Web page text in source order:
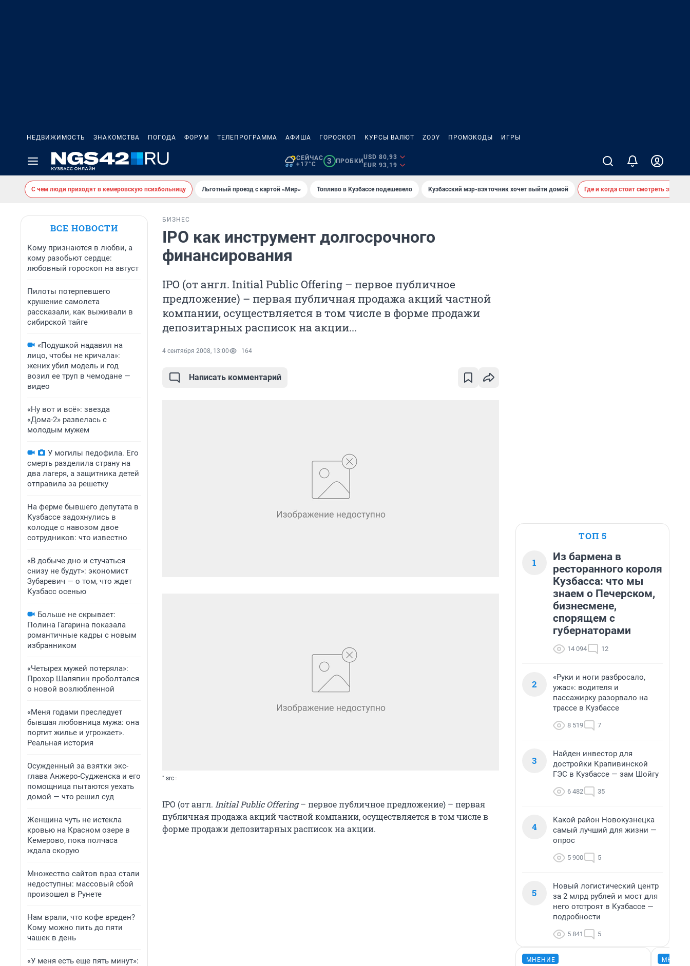
НЕДВИЖИМОСТЬ ЗНАКОМСТВА ПОГОДА ФОРУМ ТЕЛЕПРОГРАММА АФИША ГОРОСКОП КУРСЫ ВАЛЮТ ZODY ПРОМОКОДЫ ИГРЫ
СЕЙЧАС
+17°C
3 ПРОБКИ
USD 80,93
EUR 93,19
С чем люди приходят в кемеровскую психбольницу Льготный проезд с картой «Мир» Топливо в Кузбассе подешевело Кузбасский мэр-взяточник хочет выйти домой Где и когда стоит смотреть
ВСЕ НОВОСТИ
Кому признаются в любви, а
кому разобьют сердце:
любовный гороскоп на август
Пилоты потерпевшего
крушение самолета
рассказали, как выживали в
сибирской тайге
«Подушкой надавил на
лицо, чтобы не кричала»:
жених убил модель и год
возил ее труп в чемодане —
видео
«Ну вот и всё»: звезда
«Дома-2» развелась с
молодым мужем
У могилы педофила. Его
смерть разделила страну на
два лагеря, а защитника детей
отправила за решетку
На ферме бывшего депутата в
Кузбассе задохнулись в
колодце с навозом двое
сотрудников: что известно
«В добыче дно и стучаться
снизу не будут»: экономист
Зубаревич — о том, что ждет
Кузбасс осенью
Больше не скрывает:
Полина Гагарина показала
романтичные кадры с новым
избранником
«Четырех мужей потеряла»:
Прохор Шаляпин проболтался
о новой возлюбленной
«Меня годами преследует
бывшая любовница мужа: она
портит жилье и угрожает».
Реальная история
Осужденный за взятки экс-
глава Анжеро-Судженска и его
помощница пытаются уехать
домой — что решил суд
Женщина чуть не истекла
кровью на Красном озере в
Кемерово, пока полчаса
ждала скорую
Множество сайтов враз стали
недоступны: массовый сбой
произошел в Рунете
Нам врали, что кофе вреден?
Кому можно пить до пяти
чашек в день
«У меня есть еще пять минут»:
БИЗНЕС
IPO как инструмент долгосрочного
финансирования
IPO (от англ. Initial Public Offering – первое публичное
предложение) – первая публичная продажа акций частной
компании, осуществляется в том числе в форме продажи
депозитарных расписок на акции...
4 сентября 2008, 13:00 164
Написать комментарий
" src=
IPO (от англ. Initial Public Offering– первое публичное предложение) – первая
публичная продажа акций частной компании, осуществляется в том числе в
форме продажи депозитарных расписок на акции.
ТОП 5
1
Из бармена в
ресторанного короля
Кузбасса: что мы
знаем о Печерском,
бизнесмене,
спорящем с
губернаторами
14 094 12
2
«Руки и ноги разбросало,
ужас»: водителя и
пассажирку разорвало на
трассе в Кузбассе
8 519 7
3
Найден инвестор для
достройки Крапивинской
ГЭС в Кузбассе — зам Шойгу
6 482 35
4
Какой район Новокузнецка
самый лучший для жизни —
опрос
5 900 5
5
Новый логистический центр
за 2 млрд рублей и мост для
него отстроят в Кузбассе —
подробности
5 841 5
МНЕНИЕ